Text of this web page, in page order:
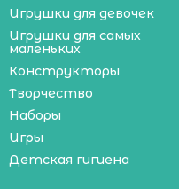
Игрушки для девочек
Игрушки для самых
маленьких
Конструкторы
Творчество
Наборы
Игры
Детская гигиена